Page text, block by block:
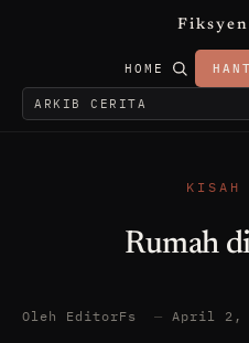
Fiksyen
HOME
KISAH
Rumah
Oleh EditorFs — April 2,